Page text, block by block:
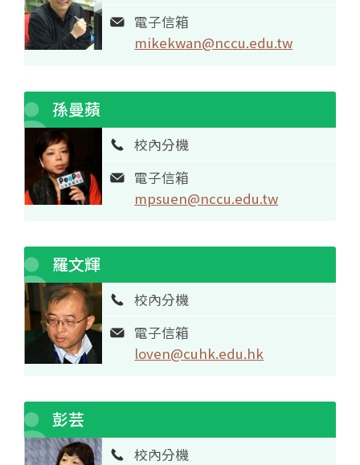
電子信箱
mikekwan@nccu.edu.tw
孫曼蘋
校內分機
電子信箱
mpsuen@nccu.edu.tw
羅文輝
校內分機
電子信箱
loven@cuhk.edu.hk
彭芸
校內分機